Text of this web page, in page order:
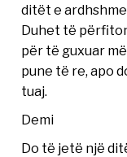
ditët e
Duhet të
për të guxuar
pune të re, apo
tuaj.
Demi
Do të jetë një